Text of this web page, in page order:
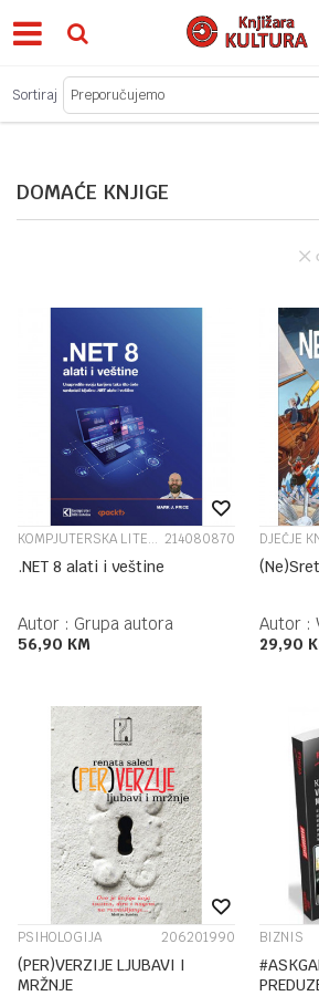
BESPLATNA ISPORUKA ZA IZNOSE
DOMAĆE KNJIGE
Sortiraj
KOMPJUTERSKA LITERATURA 214080870
.NET 8 alati i veštine
Autor : Grupa autora
56,90 KM
DJEČJE
Autor :
29,90
PSIHOLOGIJA 206201990
(PER)VERZIJE LJUBAVI I
MRŽNJE
BIZNIS